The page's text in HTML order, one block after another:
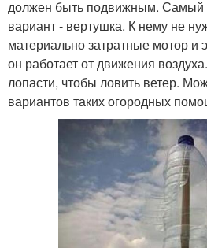
должен быть подвижным. Самый
вариант - вертушка. К нему не
материально затратные мотор и
он работает от движения
лопасти, чтобы ловить ветер.
вариантов таких огородных